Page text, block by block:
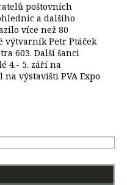
poštovních
a dalšího
více než 80
výtvarník Petr Ptáček
603. Další šanci
4.- 5. září na
výstavišti PVA Expo